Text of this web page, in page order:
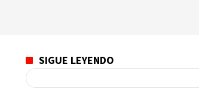
SIGUE LEYENDO